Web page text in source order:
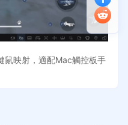
鼠映射，適配Mac觸控板手